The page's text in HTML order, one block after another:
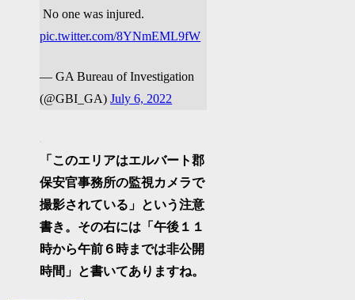
No one was injured.
pic.twitter.com/8YNmEML9fW
— GA Bureau of Investigation
(@GBI_GA)July 6, 2022
「このエリアはエルバート郡
保安官事務所の監視カメラで
撮影されている」という注意
書き。その右には「午後１１
時から午前６時までは非公開
時間」と書いてありますね。